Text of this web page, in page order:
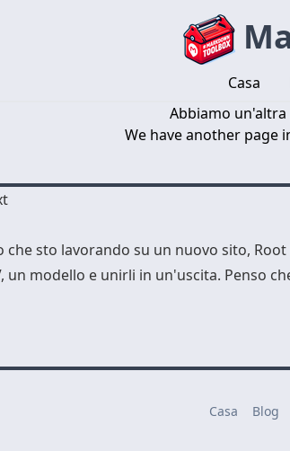
Casa
Abbiamo un'altra
We have another page
che sto lavorando su un nuovo sito, Root
modello e unirli in un'uscita. Penso
Casa
Blog